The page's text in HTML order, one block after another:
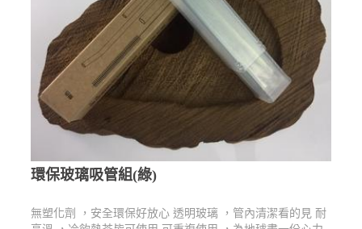
環保玻璃吸管組(綠)
無塑化劑 ，安全環保好放心 透明玻璃 ，管內清潔看的見 耐